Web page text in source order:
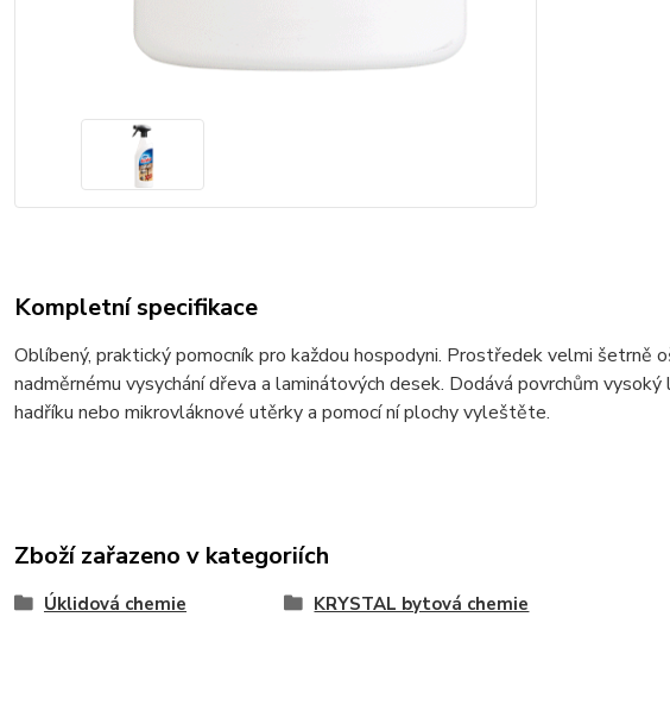
Kompletní specifikace
​Oblíbený, praktický pomocník pro každou hospodyni. Prostředek velmi šetrně
nadměrnému vysychání dřeva a laminátových desek. Dodává povrchům
hadříku nebo mikrovláknové utěrky a pomocí ní plochy vyleštěte.
Zboží zařazeno v kategoriích
Úklidová chemie KRYSTAL bytová chemie